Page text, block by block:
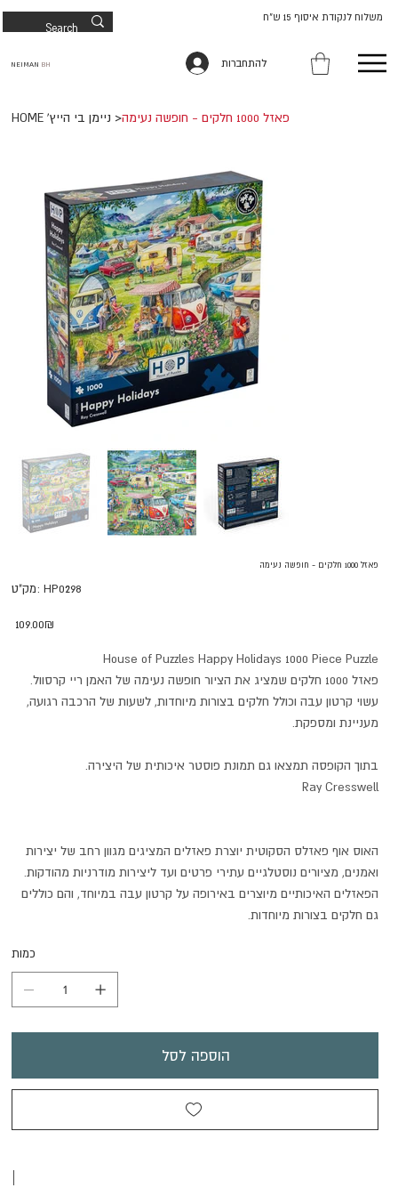
להתחברות NEIMAN BH
משלוח לנקודת איסוף 15 ש"ח
HOME 'ניימן בי הייץ > פאזל 1000 חלקים - חופשה נעימה
פאזל 1000 חלקים - חופשה נעימה
מק"ט: HP0298
HP0298
‏109.00 ‏₪
House of Puzzles Happy Holidays 1000 Piece Puzzle
פאזל 1000 חלקים שמציג את הציור חופשה נעימה של האמן ריי קרסוול.
עשוי קרטון עבה וכולל חלקים בצורות מיוחדות, לשעות של הרכבה רגועה,
מעניינת ומספקת.
בתוך הקופסה תמצאו גם תמונת פוסטר איכותית של היצירה.
Ray Cresswell
האוס אוף פאזלס הסקוטית יוצרת פאזלים המציגים מגוון רחב של יצירות
ואמנים, מציורים נוסטלגיים עתירי פרטים ועד ליצירות מודרניות מהודקות.
הפאזלים האיכותיים מיוצרים באירופה על קרטון עבה במיוחד, והם כוללים
גם חלקים בצורות מיוחדות.
כמות
הוספה לסל
|